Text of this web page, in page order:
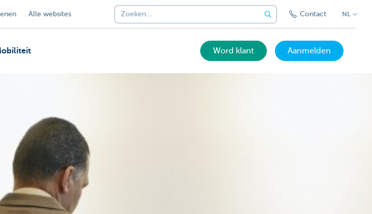
Alle websites Contact NL
Word klant Aanmelden